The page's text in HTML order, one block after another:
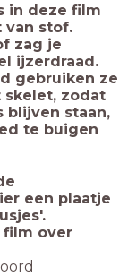
in deze film
van stof.
zag je
ijzerdraad.
gebruiken ze
skelet, zodat
blijven staan,
te buigen
een plaatje
film over